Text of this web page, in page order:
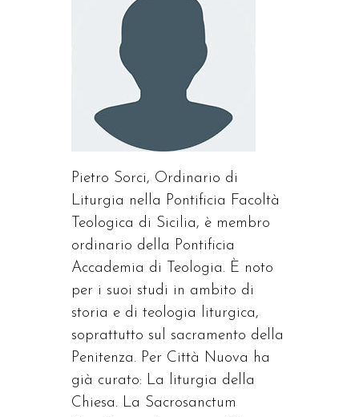
Pietro Sorci, Ordinario di
Liturgia nella Pontificia Facoltà
Teologica di Sicilia, è membro
ordinario della Pontificia
Accademia di Teologia. È noto
per i suoi studi in ambito di
storia e di teologia liturgica,
soprattutto sul sacramento della
Penitenza. Per Città Nuova ha
già curato: La liturgia della
Chiesa. La Sacrosanctum